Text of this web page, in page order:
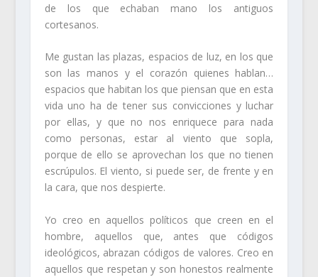
de los que echaban mano los antiguos
cortesanos.
Me gustan las plazas, espacios de luz, en los que
son las manos y el corazón quienes hablan…
espacios que habitan los que piensan que en esta
vida uno ha de tener sus convicciones y luchar
por ellas, y que no nos enriquece para nada
como personas, estar al viento que sopla,
porque de ello se aprovechan los que no tienen
escrúpulos. El viento, si puede ser, de frente y en
la cara, que nos despierte.
Yo creo en aquellos políticos que creen en el
hombre, aquellos que, antes que códigos
ideológicos, abrazan códigos de valores. Creo en
aquellos que respetan y son honestos realmente